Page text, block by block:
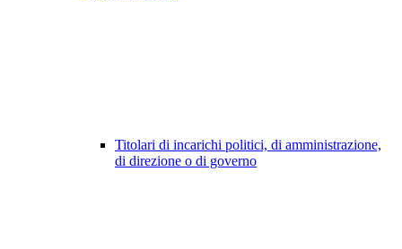
Titolari di incarichi politici, di amministrazione,
di direzione o di governo